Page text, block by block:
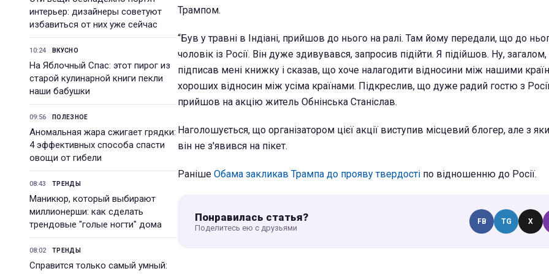
интерьер: дизайнеры советуют
избавиться от них уже сейчас
10:24 ВКУСНО
На Яблочный Спас: этот пирог из
старой кулинарной книги пекли
наши бабушки
09:56 ПОЛЕЗНОЕ
Аномальная жара сжигает грядки:
4 эффективных способа спасти
овощи от гибели
08:43 ТРЕНДЫ
Маникюр, который выбирают
миллионерши: как сделать
трендовые "голые ногти" дома
08:02 ТРЕНДЫ
Справится только самый умный:
Трампом.
“Був у травні в Індіані, прийшов до нього на ралі. Там йому передали, що до
чоловік із Росії. Він дуже здивувався, запросив підійти. Я підійшов. Ну,
підписав мені книжку і сказав, що хоче налагодити відносини між нашими
хороших відносин між усіма країнами. Підкреслив, що дуже радий гостю з
прийшов на акцію житель Обнінська Станіслав.
Наголошується, що організатором цієї акції виступив місцевий блогер, але з
він не з'явився на пікет.
Раніше Обама закликав Трампа до прояву твердості по відношенню до Росії.
Понравилась статья?
Поделитесь ею с друзьями
FB TG X